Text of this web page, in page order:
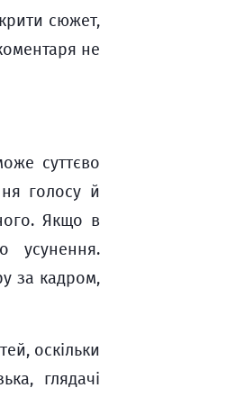
сюжет,
не
суттєво
голосу й
Якщо в
усунення.
за кадром,
оскільки
глядачі